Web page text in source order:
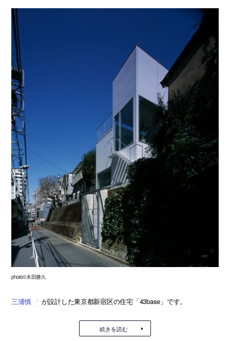
photo©木田勝久
三浦慎 が設計した東京都新宿区の住宅「43base」です。
続きを読む